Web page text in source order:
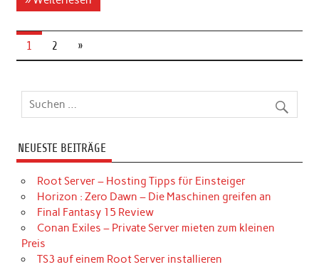
1 2 »
NEUESTE BEITRÄGE
Root Server – Hosting Tipps für Einsteiger
Horizon : Zero Dawn – Die Maschinen greifen an
Final Fantasy 15 Review
Conan Exiles – Private Server mieten zum kleinen
Preis
TS3 auf einem Root Server installieren